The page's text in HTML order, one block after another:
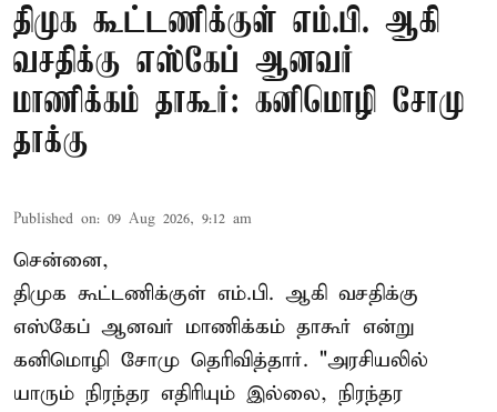
திமுக கூட்டணிக்குள் எம்.பி. ஆகி
வசதிக்கு எஸ்கேப் ஆனவர்
மாணிக்கம் தாகூர்: கனிமொழி சோமு
தாக்கு
Published on: 09 Aug 2026, 9:12 am
சென்னை,
திமுக கூட்டணிக்குள் எம்.பி. ஆகி வசதிக்கு
எஸ்கேப் ஆனவர் மாணிக்கம் தாகூர் என்று
கனிமொழி சோமு தெரிவித்தார். "அரசியலில்
யாரும் நிரந்தர எதிரியும் இல்லை, நிரந்தர